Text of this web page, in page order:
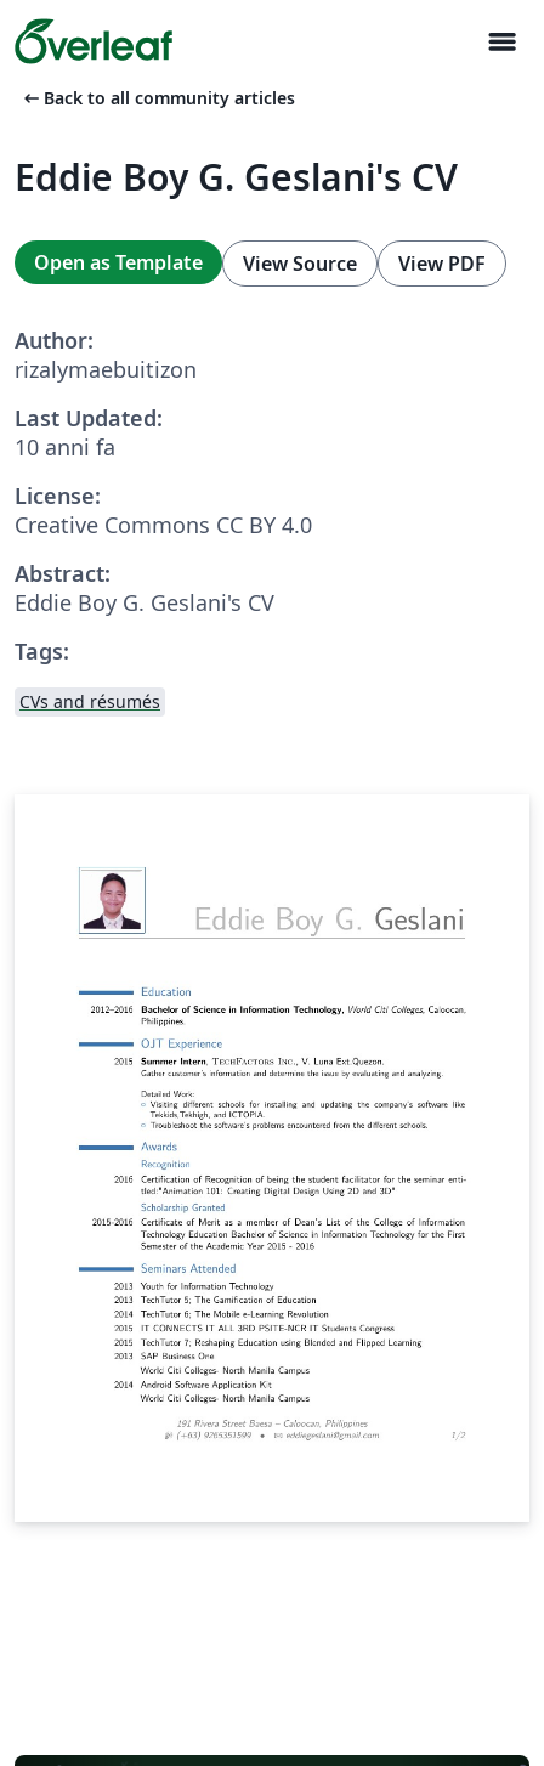
menu
arrow_left_alt Back to all community articles
Eddie Boy G. Geslani's CV
Open as Template View Source View PDF
Author:
rizalymaebuitizon
Last Updated:
10 anni fa
License:
Creative Commons CC BY 4.0
Abstract:
Eddie Boy G. Geslani's CV
Tags:
CVs and résumés